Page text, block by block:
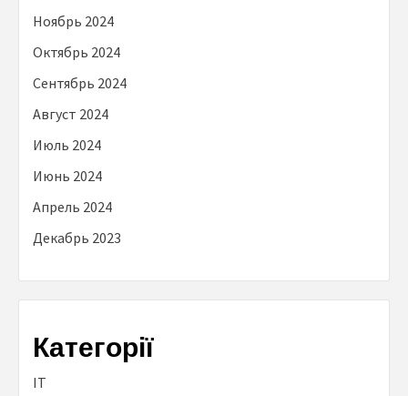
Ноябрь 2024
Октябрь 2024
Сентябрь 2024
Август 2024
Июль 2024
Июнь 2024
Апрель 2024
Декабрь 2023
Категорії
IT